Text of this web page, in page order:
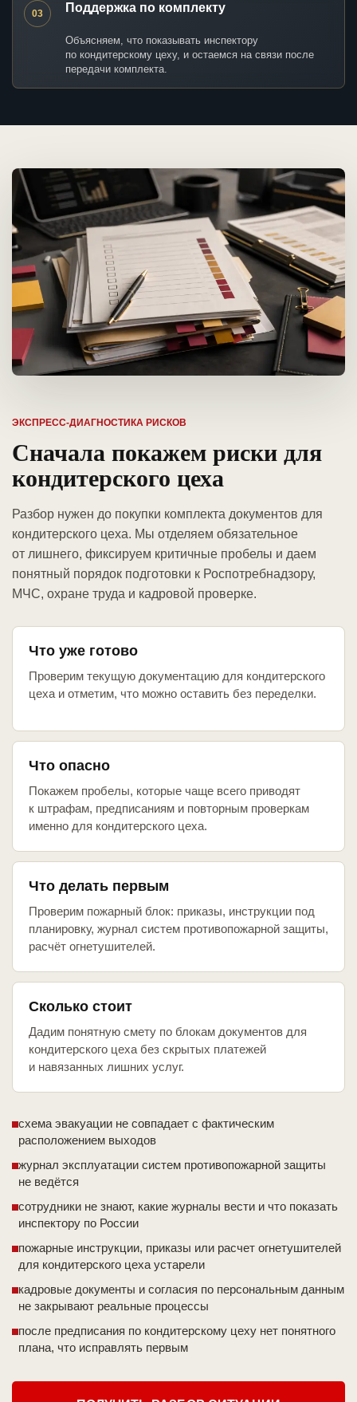
03 Поддержка по комплекту
Объясняем, что показывать инспектору
по кондитерскому цеху, и остаемся на связи после
передачи комплекта.
ЭКСПРЕСС-ДИАГНОСТИКА РИСКОВ
Сначала покажем риски для
кондитерского цеха
Разбор нужен до покупки комплекта документов для
кондитерского цеха. Мы отделяем обязательное
от лишнего, фиксируем критичные пробелы и даем
понятный порядок подготовки к Роспотребнадзору,
МЧС, охране труда и кадровой проверке.
Что уже готово
Проверим текущую документацию для кондитерского
цеха и отметим, что можно оставить без переделки.
Что опасно
Покажем пробелы, которые чаще всего приводят
к штрафам, предписаниям и повторным проверкам
именно для кондитерского цеха.
Что делать первым
Проверим пожарный блок: приказы, инструкции под
планировку, журнал систем противопожарной защиты,
расчёт огнетушителей.
Сколько стоит
Дадим понятную смету по блокам документов для
кондитерского цеха без скрытых платежей
и навязанных лишних услуг.
схема эвакуации не совпадает с фактическим
расположением выходов
журнал эксплуатации систем противопожарной защиты
не ведётся
сотрудники не знают, какие журналы вести и что показать
инспектору по России
пожарные инструкции, приказы или расчет огнетушителей
для кондитерского цеха устарели
кадровые документы и согласия по персональным данным
не закрывают реальные процессы
после предписания по кондитерскому цеху нет понятного
плана, что исправлять первым